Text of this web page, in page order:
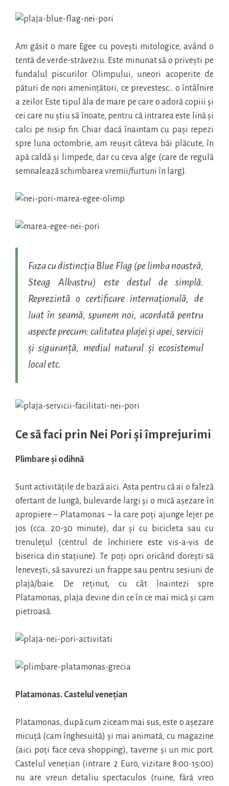
Am găsit o mare Egee cu povești mitologice, având o
tentă de verde-străveziu. Este minunat să o privești pe
fundalul piscurilor Olimpului, uneori acoperite de
pături de nori amenințători, ce prevestesc… o întâlnire
a zeilor. Este tipul ăla de mare pe care o adoră copiii și
cei care nu știu să înoate, pentru că intrarea este lină și
calci pe nisip fin. Chiar dacă înaintam cu pași repezi
spre luna octombrie, am reușit câteva băi plăcute, în
apă caldă și limpede, dar cu ceva alge (care de regulă
semnalează schimbarea vremii/furtuni în larg).
Faza cu distincțiaBlue Flag (pe limba noastră,
Steag Albastru) este destul de simplă.
Reprezintă o certificare internațională, de
luat în seamă, spunem noi, acordată pentru
aspecte precum: calitatea plajei și apei, servicii
și siguranță, mediul natural și ecosistemul
local etc.
Ce să faci prin Nei Pori și împrejurimi
Plimbare și odihnă
Sunt activitățile de bază aici. Asta pentru că ai o faleză
ofertant de lungă, bulevarde largi și o mică așezare în
apropiere – Platamonas – la care poți ajunge lejer pe
jos (cca. 20-30 minute), dar și cu bicicleta sau cu
trenulețul (centrul de închiriere este vis-a-vis de
biserica din stațiune). Te poți opri oricând dorești să
lenevești, să savurezi un frappe sau pentru sesiuni de
plajă/baie. De reținut, cu cât înaintezi spre
Platamonas, plaja devine din ce în ce mai mică și cam
pietroasă.
Platamonas. Castelul venețian
Platamonas, după cum ziceam mai sus, este o așezare
micuță (cam înghesuită) și mai animată, cu magazine
(aici poți face ceva shopping), taverne și un mic port.
Castelul venețian (intrare 2 Euro, vizitare 8:00-15:00)
nu are vreun detaliu spectaculos (ruine, fără vreo